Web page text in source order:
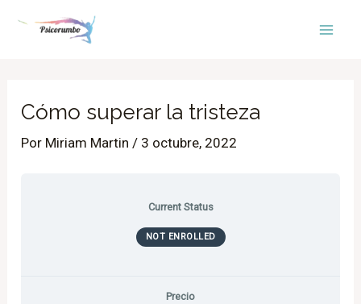
Cómo superar la tristeza
Por Miriam Martin/ 3 octubre, 2022
Current Status
NOT ENROLLED
Precio